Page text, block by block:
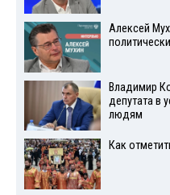
Алексей
Владимир
депутата в
людям
Как